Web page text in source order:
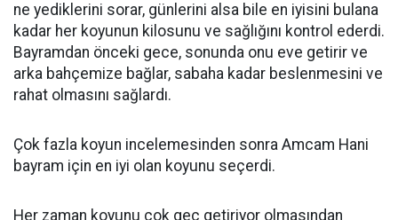
ne yediklerini sorar, günlerini alsa bile en iyisini bulana
kadar her koyunun kilosunu ve sağlığını kontrol ederdi.
Bayramdan önceki gece, sonunda onu eve getirir ve
arka bahçemize bağlar, sabaha kadar beslenmesini ve
rahat olmasını sağlardı.
Çok fazla koyun incelemesinden sonra Amcam Hani
bayram için en iyi olan koyunu seçerdi.
Her zaman koyunu çok geç getiriyor olmasından